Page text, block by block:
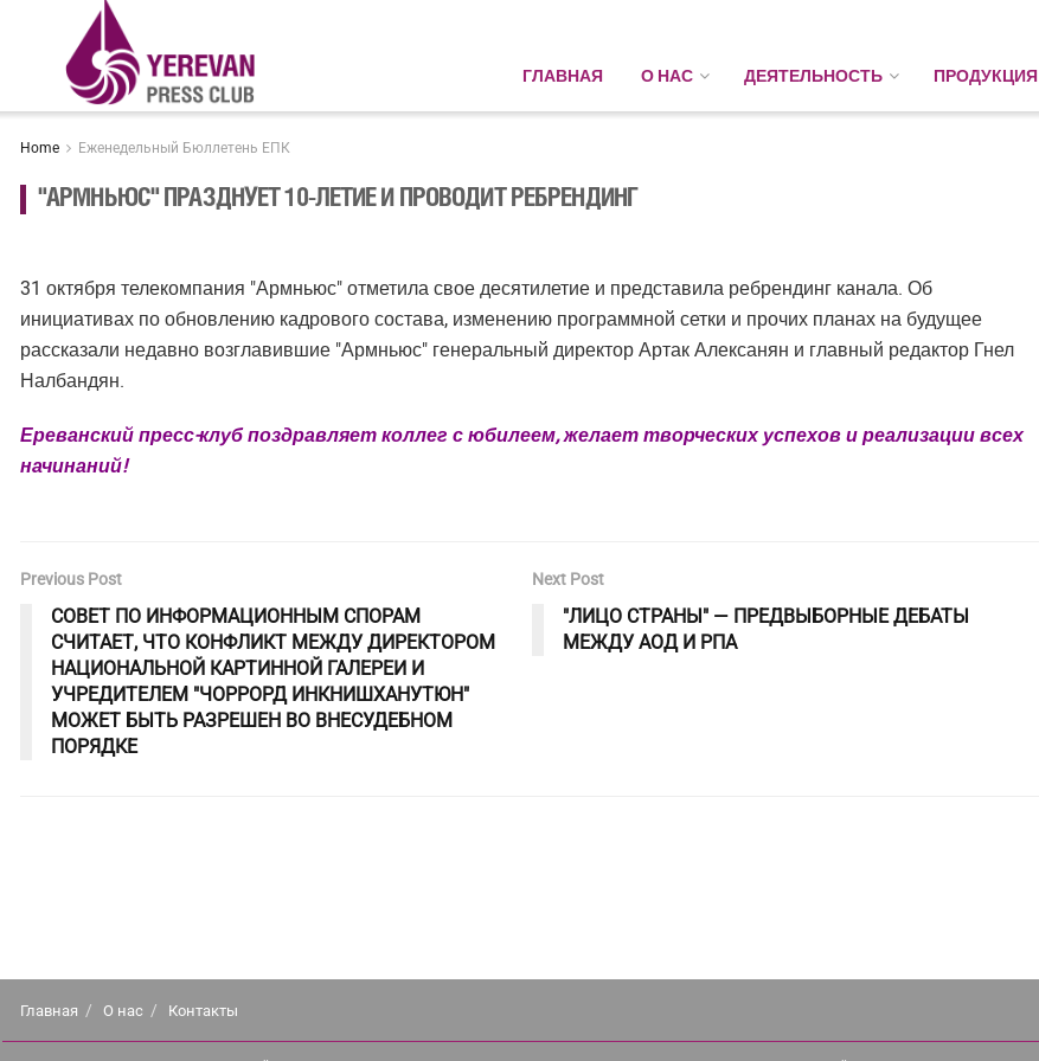
ГЛАВНАЯ О НАС ДЕЯТЕЛЬНОСТЬ ПРОДУКЦИЯ
Home Еженедельный Бюллетень ЕПК
"АРМНЬЮС" ПРАЗДНУЕТ 10-ЛЕТИЕ И ПРОВОДИТ РЕБРЕНДИНГ
31 октября телекомпания "Армньюс" отметила свое десятилетие и представила ребрендинг канала. Об
инициативах по обновлению кадрового состава, изменению программной сетки и прочих планах на будущее
рассказали недавно возглавившие "Армньюс" генеральный директор Артак Алексанян и главный редактор Гнел
Налбандян.
Ереванский пресс-клуб поздравляет коллег с юбилеем, желает творческих успехов и реализации всех
начинаний!
Previous Post
СОВЕТ ПО ИНФОРМАЦИОННЫМ СПОРАМ
СЧИТАЕТ, ЧТО КОНФЛИКТ МЕЖДУ ДИРЕКТОРОМ
НАЦИОНАЛЬНОЙ КАРТИННОЙ ГАЛЕРЕИ И
УЧРЕДИТЕЛЕМ "ЧОРРОРД ИНКНИШХАНУТЮН"
МОЖЕТ БЫТЬ РАЗРЕШЕН ВО ВНЕСУДЕБНОМ
ПОРЯДКЕ
Next Post
"ЛИЦО СТРАНЫ" — ПРЕДВЫБОРНЫЕ ДЕБАТЫ
МЕЖДУ АОД И РПА
Главная О нас Контакты